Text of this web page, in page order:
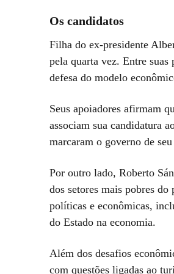
Os candidatos
Filha do ex-presidente
pela quarta vez. Entre
defesa do modelo
Seus apoiadores afirmam
associam sua candidatura
marcaram o governo de
Por outro lado, Roberto
dos setores mais pobres
políticas e econômicas,
do Estado na economia.
Além dos desafios
com questões ligadas ao